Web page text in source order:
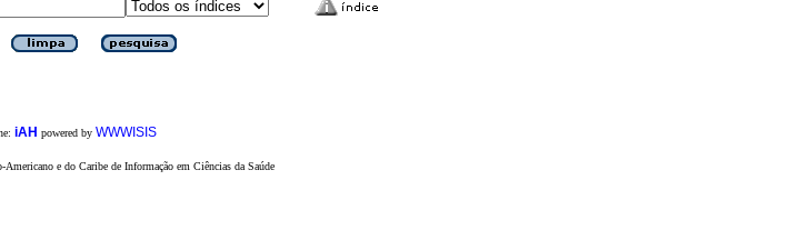
iAH powered by WWWISIS
e do Caribe de Informação em Ciências da Saúde